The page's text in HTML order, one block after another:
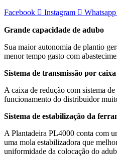
Facebook Instagram Whatsapp
Grande capacidade de adubo
Sua maior autonomia de plantio
menor tempo gasto com
Sistema de transmissão por
A caixa de redução com sistema
funcionamento do distribuidor
Sistema de estabilização da
A Plantadeira PL4000 conta com
uma mola estabilizadora que
uniformidade da colocação do